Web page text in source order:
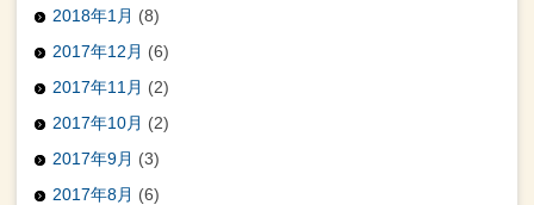
2018年1月 (8)
2017年12月 (6)
2017年11月 (2)
2017年10月 (2)
2017年9月 (3)
2017年8月 (6)